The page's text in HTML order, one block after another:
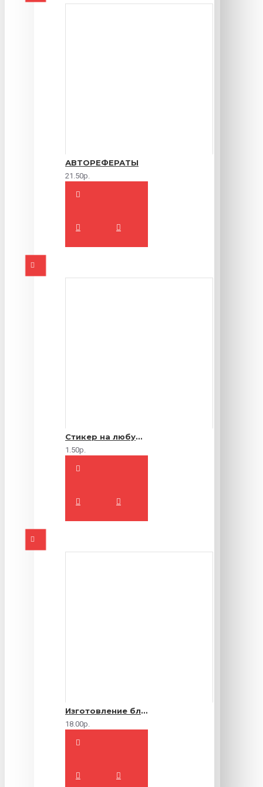
АВТОРЕФЕРАТЫ
21.50р.
Стикер на любую продукцию
1.50р.
Изготовление блокнотов на заказ
18.00р.